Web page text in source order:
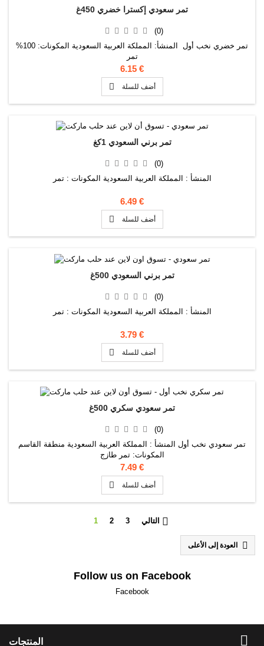
تمر سعودي إكسترا خضري 450غ
(0)
تمر خضري نخب أول المنشأ: المملكة العربية السعودية المكونات: 100%
تمر
6.15 €
 أضف للسلة
تمر برني السعودي 1كغ
(0)
المنشأ : المملكة العربية السعودية المكونات : تمر
6.49 €
 أضف للسلة
تمر برني السعودي 500غ
(0)
المنشأ : المملكة العربية السعودية المكونات : تمر
3.79 €
 أضف للسلة
تمر سعودي سكري 500غ
(0)
تمر سعودي نخب أول المنشأ : المملكة العربية السعودية منطقة القاسم
المكونات: تمر طازج
7.49 €
 أضف للسلة
1 2 3 التالي 

Follow us on Facebook
Facebook
المنتجات 